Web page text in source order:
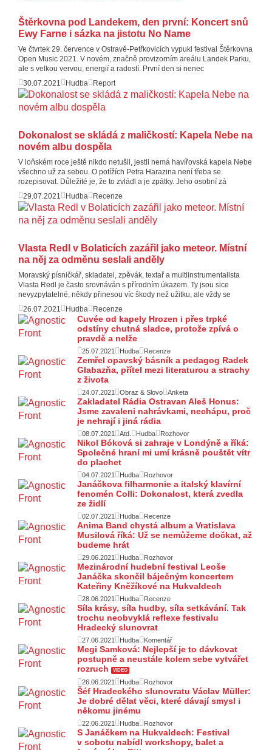
Štěrkovna pod Landekem, den první: Koncert snů
Ewy Farne i sázka na jistotu No Name
​Ve čtvrtek 29. července v Ostravě-Petřkovicích vypukl festival Štěrkovna
Open Music 2021. V novém, značně provizorním areálu Landek Parku,
ale s velkou vervou, energií a radostí. První den si nenec
30.07.2021
Hudba Report
Dokonalost se skládá z maličkostí: Kapela Nebe na
novém albu dospěla
V loňském roce ještě nikdo netušil, jestli nemá havířovská kapela Nebe
všechno už za sebou. O potížích Petra Harazina není třeba se
rozepisovat. Důležité je, že to zvládl a je zpátky. Jeho osobní zá
29.07.2021
Hudba Recenze
Vlasta Redl v Bolaticích zazářil jako meteor. Místní
na něj za odměnu seslali anděly
Moravský písničkář, skladatel, zpěvák, textař a multiinstrumentalista
Vlasta Redl je často srovnáván s přírodním úkazem. Ty jsou sice
nevyzpytatelné, někdy přinesou víc škody než užitku, ale vždy se
26.07.2021
Hudba Recenze
Cuvée od kapely Hrozen i přes trpké
odstíny chutná sladce, protože zpívá o
pravdě a nelže
25.07.2021 Hudba Recenze
Zemřel opavský básník a pedagog Radek
Glabazňa, přítel mezi literaturou a strachy
z života
24.07.2021 Obraz & Slovo Anketa
Zakladatel Rádia Ostravan Aleš Honus:
Jsme zavaleni nahrávkami, nechápu, proč
je nehrají i jiná rádia
08.07.2021 Atd. Hudba Rozhovor
Nikol Bóková si zahraje v Londýně a říká:
Společné hraní mi umí krásně pouštět vítr
do plachet
04.07.2021 Hudba Rozhovor
Janáčkova filharmonie a italský klavírní
fenomén Colli: Dokonalost, která zvedla
ze židlí
02.07.2021 Hudba Recenze
Anima Band chystá album a Vratislava
Musilová říká: Už se nemůžeme dočkat, až
budeme hrát
29.06.2021 Hudba Rozhovor
Mezinárodní hudební festival Leoše
Janáčka skončil báječným koncertem
Kateřiny Kněžíkové na Hukvaldech
28.06.2021 Hudba Recenze
Síla krásy, síla hudby, síla setkávání. Tak
trochu neobvyklá reflexe festivalu
Hradecký slunovrat
27.06.2021 Hudba Komentář
Megi Samková: Nejlepší je to dávkovat
postupně a neustále kolem sebe vytvářet
rozruch
VIDEO
26.06.2021 Hudba Rozhovor
Šéf Hradeckého slunovratu Václav Müller:
Je dobré dělat věci, které dávají smysl i
někomu jinému
22.06.2021 Hudba Rozhovor
S Janáčkem na Hukvaldech: Festival
v sobotu nabídl workshopy, balet a